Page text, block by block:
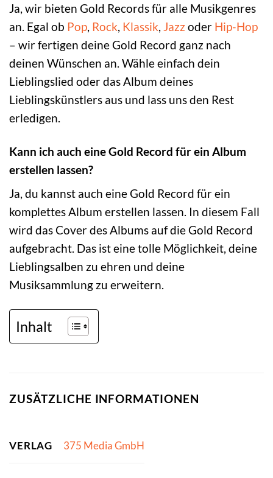
Ja, wir bieten Gold Records für alle Musikgenres
an. Egal ob Pop, Rock, Klassik, Jazz oder Hip-Hop
– wir fertigen deine Gold Record ganz nach
deinen Wünschen an. Wähle einfach dein
Lieblingslied oder das Album deines
Lieblingskünstlers aus und lass uns den Rest
erledigen.
Kann ich auch eine Gold Record für ein Album
erstellen lassen?
Ja, du kannst auch eine Gold Record für ein
komplettes Album erstellen lassen. In diesem Fall
wird das Cover des Albums auf die Gold Record
aufgebracht. Das ist eine tolle Möglichkeit, deine
Lieblingsalben zu ehren und deine
Musiksammlung zu erweitern.
Inhalt
ZUSÄTZLICHE INFORMATIONEN
VERLAG 375 Media GmbH